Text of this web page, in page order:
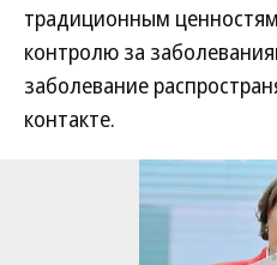
традиционным
контролю за
заболевание
контакте.